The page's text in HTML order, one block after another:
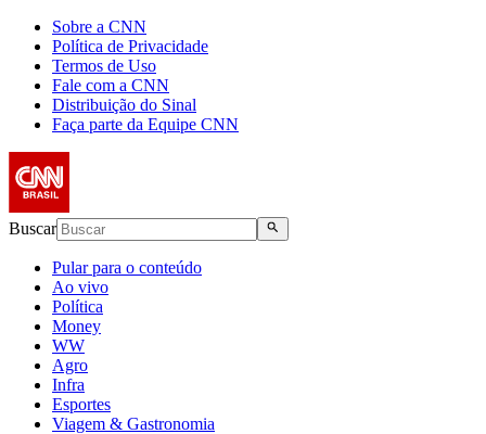
Sobre a CNN
Política de Privacidade
Termos de Uso
Fale com a CNN
Distribuição do Sinal
Faça parte da Equipe CNN
Buscar
Pular para o conteúdo
Ao vivo
Política
Money
WW
Agro
Infra
Esportes
Viagem & Gastronomia